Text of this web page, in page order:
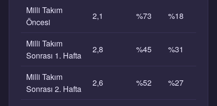
Milli Takım
Öncesi
2,1 %73 %18
Milli Takım
Sonrası 1. Hafta
2,8 %45 %31
Milli Takım
Sonrası 2. Hafta
2,6 %52 %27